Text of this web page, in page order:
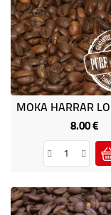
8.00 €Price